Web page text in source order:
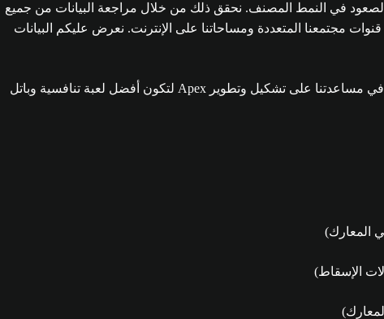
في النمط المصنف. نحقق ذلك من خلال مراجعة البيانات من جميع
مجتمعنا المتعددة ومساحاتنا على الإنترنت. نعرض عليكم البيانات
راجعوا المدوّنة، والعبوا اللعبة مع وضع معرفتكم الجديدة في الاعتبار، واستمروا في النقاش في مساحات المجتمع. تعقيباتكم بالغة الأهمية في مساعدتنا على تشكيل وتطوير Apex لتكون أفضل لعبة تنافسية وباتل
المعارك)
الإسقاط)